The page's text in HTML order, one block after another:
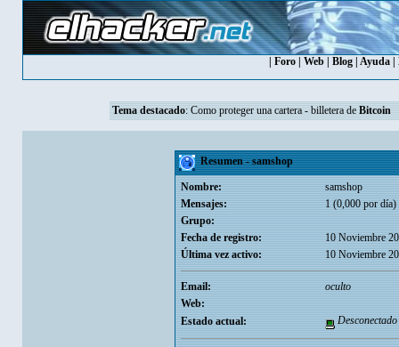
Foro| Web| Blog| Ayuda|
Tema destacado: Como proteger una cartera - billetera de Bitcoin
Resumen - samshop
Nombre:
samshop
Mensajes:
1 (0,000 por día)
Grupo:
Fecha de registro:
10 Noviembre
Última vez activo:
10 Noviembre
Email:
oculto
Web:
Estado actual:
Desconectado